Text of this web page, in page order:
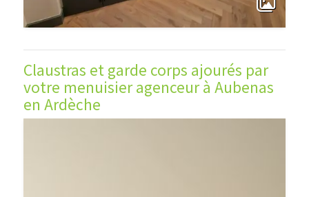
Claustras et garde corps ajourés par
votre menuisier agenceur à Aubenas
en Ardèche